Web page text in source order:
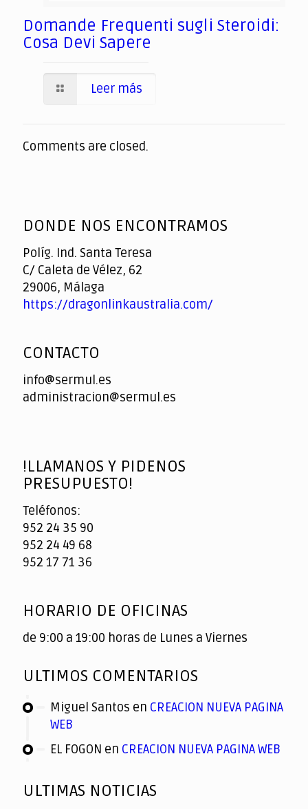
Domande Frequenti sugli Steroidi:
Cosa Devi Sapere
Leer más
Comments are closed.
DONDE NOS ENCONTRAMOS
Políg. Ind. Santa Teresa
C/ Caleta de Vélez, 62
29006, Málaga
https://dragonlinkaustralia.com/
CONTACTO
info@sermul.es
administracion@sermul.es
!LLAMANOS Y PIDENOS
PRESUPUESTO!
Teléfonos:
952 24 35 90
952 24 49 68
952 17 71 36
HORARIO DE OFICINAS
de 9:00 a 19:00 horas de Lunes a Viernes
ULTIMOS COMENTARIOS
Miguel Santos en CREACION NUEVA PAGINA
WEB
EL FOGON en CREACION NUEVA PAGINA WEB
ULTIMAS NOTICIAS